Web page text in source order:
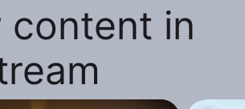
content in